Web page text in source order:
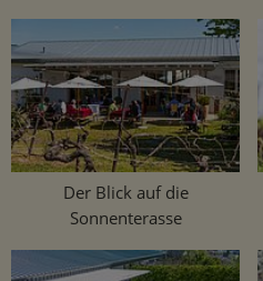
Der Blick auf die
Sonnenterasse